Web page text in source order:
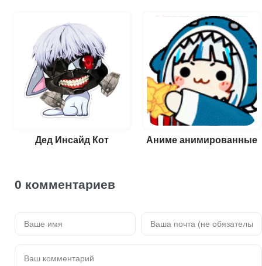
Дед Инсайд Кот Аниме анимированные
0 комментариев